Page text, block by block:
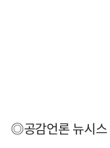
◎공감언론 뉴시스